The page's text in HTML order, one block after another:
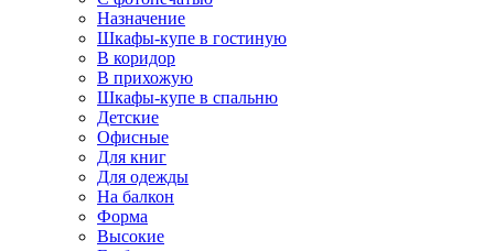
Назначение
Шкафы-купе в гостиную
В коридор
В прихожую
Шкафы-купе в спальню
Детские
Офисные
Для книг
Для одежды
На балкон
Форма
Высокие